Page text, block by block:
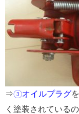
⇒③オイルプラグ
く塗装されている